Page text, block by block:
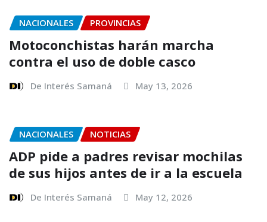
NACIONALES PROVINCIAS
Motoconchistas harán marcha
contra el uso de doble casco
De Interés Samaná May 13, 2026
NACIONALES NOTICIAS
ADP pide a padres revisar mochilas
de sus hijos antes de ir a la escuela
De Interés Samaná May 12, 2026